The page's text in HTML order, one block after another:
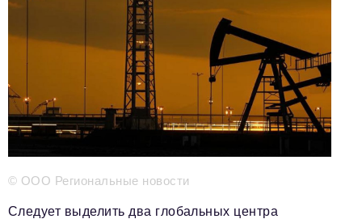
Информационный отдел
info@business-magazine.online
reklama@business-magazine.online
Отдел распространения/редакционная подписка
podpiska@business-magazine.online
Отдел по работе с партнерами
© ООО Региональные новости
Следует выделить два глобальных центра